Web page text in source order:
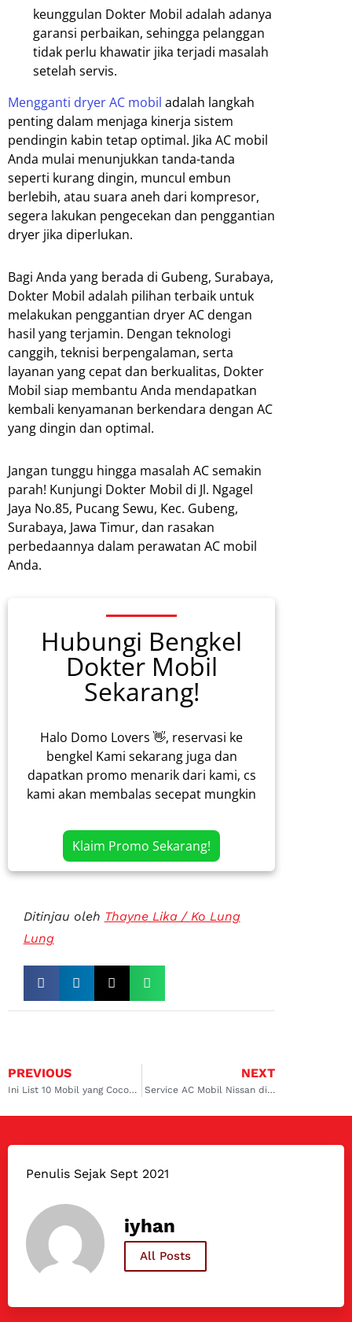
keunggulan Dokter Mobil adalah adanya
garansi perbaikan, sehingga pelanggan
tidak perlu khawatir jika terjadi masalah
setelah servis.
Mengganti dryer AC mobil adalah langkah
penting dalam menjaga kinerja sistem
pendingin kabin tetap optimal. Jika AC mobil
Anda mulai menunjukkan tanda-tanda
seperti kurang dingin, muncul embun
berlebih, atau suara aneh dari kompresor,
segera lakukan pengecekan dan penggantian
dryer jika diperlukan.
Bagi Anda yang berada di Gubeng, Surabaya,
Dokter Mobil adalah pilihan terbaik untuk
melakukan penggantian dryer AC dengan
hasil yang terjamin. Dengan teknologi
canggih, teknisi berpengalaman, serta
layanan yang cepat dan berkualitas, Dokter
Mobil siap membantu Anda mendapatkan
kembali kenyamanan berkendara dengan AC
yang dingin dan optimal.
Jangan tunggu hingga masalah AC semakin
parah! Kunjungi Dokter Mobil di Jl. Ngagel
Jaya No.85, Pucang Sewu, Kec. Gubeng,
Surabaya, Jawa Timur, dan rasakan
perbedaannya dalam perawatan AC mobil
Anda.
Hubungi Bengkel
Dokter Mobil
Sekarang!
Halo Domo Lovers 👋, reservasi ke
bengkel Kami sekarang juga dan
dapatkan promo menarik dari kami, cs
kami akan membalas secepat mungkin
Klaim Promo Sekarang!
Ditinjau oleh Thayne Lika / Ko Lung
Lung
PREVIOUS
Ini List 10 Mobil yang Cocok untuk Mudik Jarak Jauh
NEXT
Service AC Mobil Nissan di Gubeng Pilihan Bengkel Terbaik & Terpercaya
Penulis Sejak Sept 2021
iyhan
All Posts